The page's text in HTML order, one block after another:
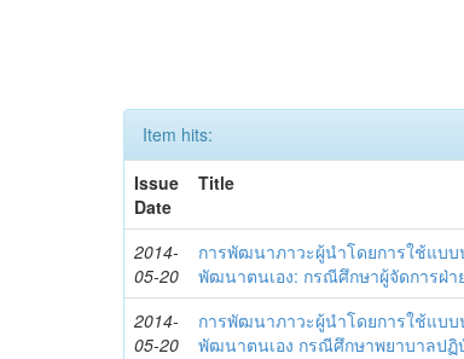
Item hits:
Issue
Date
Title
2014-
05-20
การพัฒนาภาวะผู้นำโดยการใช้แบ
พัฒนาตนเอง: กรณีศึกษาผู้จัดการฝ่
2014-
05-20
การพัฒนาภาวะผู้นำโดยการใช้แบ
พัฒนาตนเอง กรณีศึกษาพยาบาลปฏิ